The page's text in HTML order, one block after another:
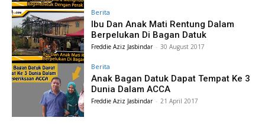
Berita
Ibu Dan Anak Mati Rentung Dalam
Berpelukan Di Bagan Datuk
Freddie Aziz Jasbindar - 30 August 2017
Berita
Anak Bagan Datuk Dapat Tempat Ke 3
Dunia Dalam ACCA
Freddie Aziz Jasbindar - 21 April 2017